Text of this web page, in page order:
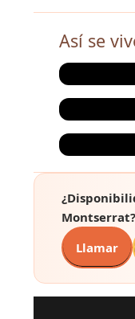
Así se
Montserrat?
Llamar